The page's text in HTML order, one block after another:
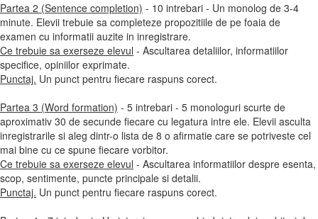
Partea 2 (Sentence completion) - 10 intrebari - Un monolog de 3-4
minute. Elevii trebuie sa completeze propozitiile de pe foaia de
examen cu informatii auzite in inregistrare.
Ce trebuie sa exerseze elevul - Ascultarea detaliilor, informatiilor
specifice, opiniilor exprimate.
Punctaj. Un punct pentru fiecare raspuns corect.
Partea 3 (Word formation) - 5 intrebari - 5 monologuri scurte de
aproximativ 30 de secunde fiecare cu legatura intre ele. Elevii asculta
inregistrarile si aleg dintr-o lista de 8 o afirmatie care se potriveste cel
mai bine cu ce spune fiecare vorbitor.
Ce trebuie sa exerseze elevul - Ascultarea informatiilor despre esenta,
scop, sentimente, puncte principale si detalii.
Punctaj. Un punct pentru fiecare raspuns corect.